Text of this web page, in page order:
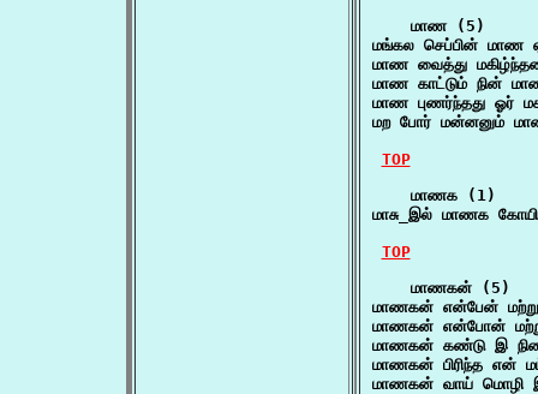
    மாண (5)
மங்கல செப்பின் மாண
மாண வைத்து
மாண காட்டும் நின்
மாண புணர்ந்தது
மற போர் மன்னனும்
TOP
    மாணக (1)
மாசு_இல் மாணக
TOP
    மாணகன் (5)
மாணகன் என்பேன்
மாணகன் என்போன்
மாணகன் கண்டு இ
மாணகன் பிரிந்த என்
மாணகன் வாய் மொழி